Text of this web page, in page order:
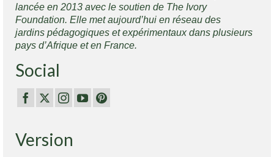
lancée en 2013 avec le soutien de The Ivory
Foundation. Elle met aujourd’hui en réseau des
jardins pédagogiques et expérimentaux dans plusieurs
pays d’Afrique et en France.
Social
Version